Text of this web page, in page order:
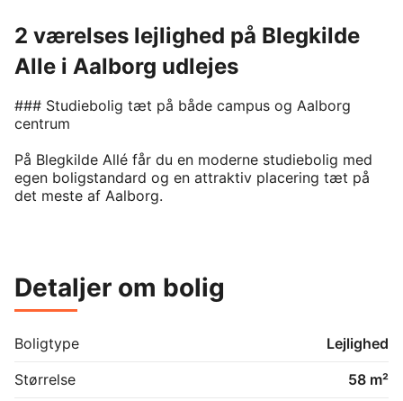
2 værelses lejlighed på Blegkilde
Alle i Aalborg udlejes
### Studiebolig tæt på både campus og Aalborg
centrum
På Blegkilde Allé får du en moderne studiebolig med
egen boligstandard og en attraktiv placering tæt på
det meste af Aalborg.
indretning gør boligerne velegnede til studerende, som
ønsker en selvstændig bolig med lave praktiske
Fra ejendommen er der kort afstand til
uddannelsesinstitutioner, indkøb, offentlig transport
Detaljer om bolig
Boligtype
Lejlighed
Størrelse
58 m²